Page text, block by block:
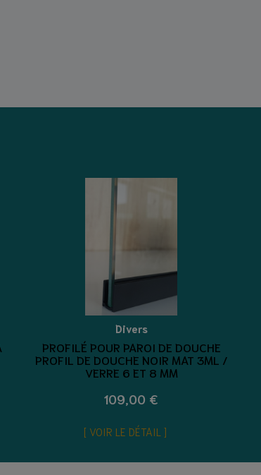
Divers
PROFILÉ POUR PAROI DE DOUCHE
PROFIL DE DOUCHE NOIR MAT 3ML /
VERRE 6 ET 8 MM
109,00 €
VOIR LE DÉTAIL